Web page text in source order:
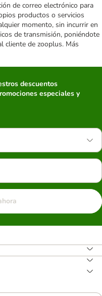
de correo electrónico para
productos o servicios
momento, sin incurrir en
de transmisión, poniéndote
cliente de zooplus. Más
descuentos
especiales y